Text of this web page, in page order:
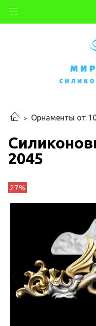
Орнаменты от
2045
27%